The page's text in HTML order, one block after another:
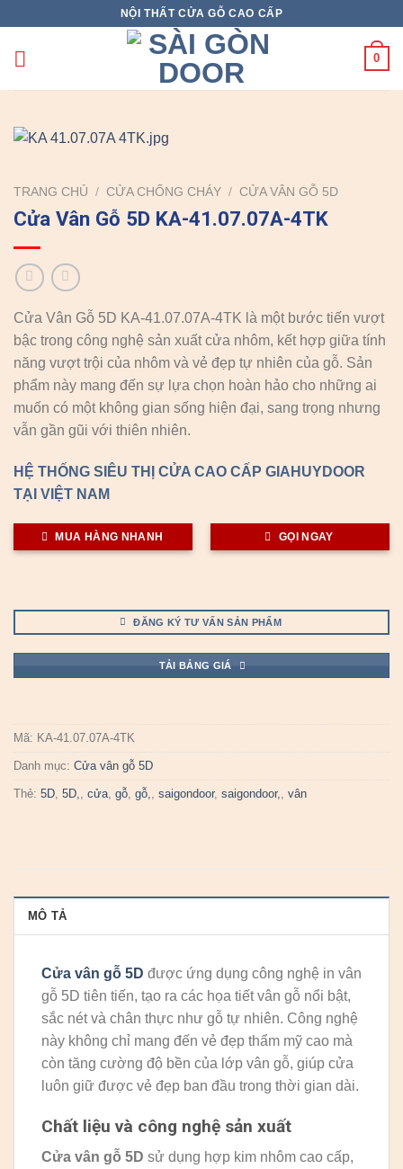
content
NỘI THẤT CỬA GỖ CAO CẤP
0
TRANG CHỦ / CỬA CHỐNG CHÁY / CỬA VÂN GỖ 5D
Cửa Vân Gỗ 5D KA-41.07.07A-4TK
Cửa Vân Gỗ 5D KA-41.07.07A-4TK là một bước tiến vượt
bậc trong công nghệ sản xuất cửa nhôm, kết hợp giữa tính
năng vượt trội của nhôm và vẻ đẹp tự nhiên của gỗ. Sản
phẩm này mang đến sự lựa chọn hoàn hảo cho những ai
muốn có một không gian sống hiện đại, sang trọng nhưng
vẫn gần gũi với thiên nhiên.
HỆ THỐNG SIÊU THỊ CỬA CAO CẤP GIAHUYDOOR
TẠI VIỆT NAM
MUA HÀNG NHANH GỌI NGAY
ĐĂNG KÝ TƯ VẤN SẢN PHẨM
TẢI BẢNG GIÁ
Mã: KA-41.07.07A-4TK
Danh mục: Cửa vân gỗ 5D
Thẻ: 5D, 5D,, cửa, gỗ, gỗ,, saigondoor, saigondoor,, vân
MÔ TẢ
Cửa vân gỗ 5D được ứng dụng công nghệ in vân
gỗ 5D tiên tiến, tạo ra các họa tiết vân gỗ nổi bật,
sắc nét và chân thực như gỗ tự nhiên. Công nghệ
này không chỉ mang đến vẻ đẹp thẩm mỹ cao mà
còn tăng cường độ bền của lớp vân gỗ, giúp cửa
luôn giữ được vẻ đẹp ban đầu trong thời gian dài.
Chất liệu và công nghệ sản xuất
Cửa vân gỗ 5D sử dụng hợp kim nhôm cao cấp,